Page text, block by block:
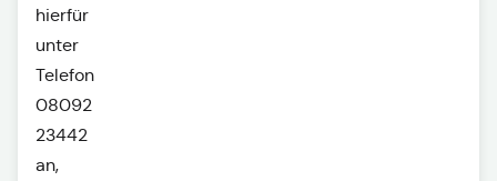
hierfür
unter
Telefon
08092
23442
an,